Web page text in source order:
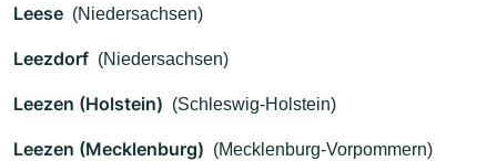
Leese (Niedersachsen)
Leezdorf (Niedersachsen)
Leezen (Holstein) (Schleswig-Holstein)
Leezen (Mecklenburg) (Mecklenburg-Vorpommern)